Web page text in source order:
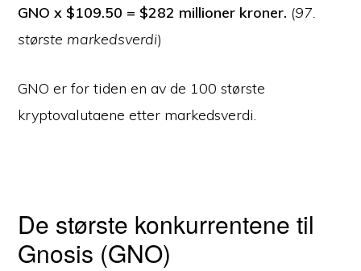
GNO x $109.50 = $282 millioner kroner. (97.
største markedsverdi)
GNO er for tiden en av de 100 største
kryptovalutaene etter markedsverdi.
De største konkurrentene til
Gnosis (GNO)